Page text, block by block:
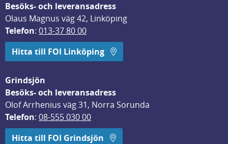
Besöks- och leveransadress
Olaus Magnus väg 42, Linköping
Telefon: 013-37 80 00
Hitta till FOI Linköping
Grindsjön
Besöks- och leveransadress
Olof Arrhenius väg 31, Norra Sorunda
Telefon: 08-555 030 00
Hitta till FOI Grindsjön